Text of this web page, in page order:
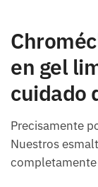
en gel
cuidado
Precisamente
Nuestros